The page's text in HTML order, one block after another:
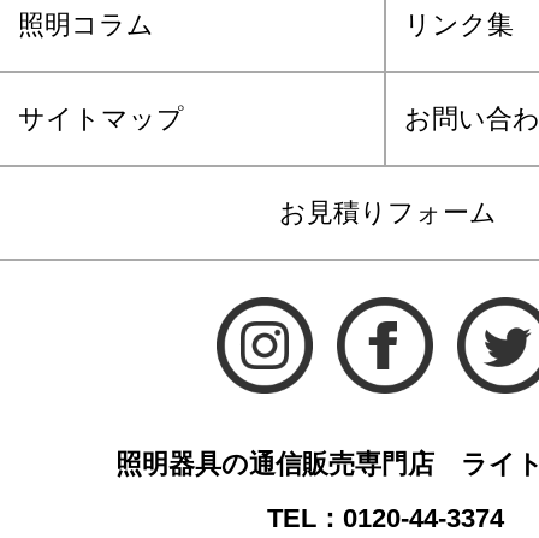
照明コラム リンク集
サイトマップ お問い合
お見積りフォーム
照明器具の通信販売専門店 ライ
TEL：0120-44-3374